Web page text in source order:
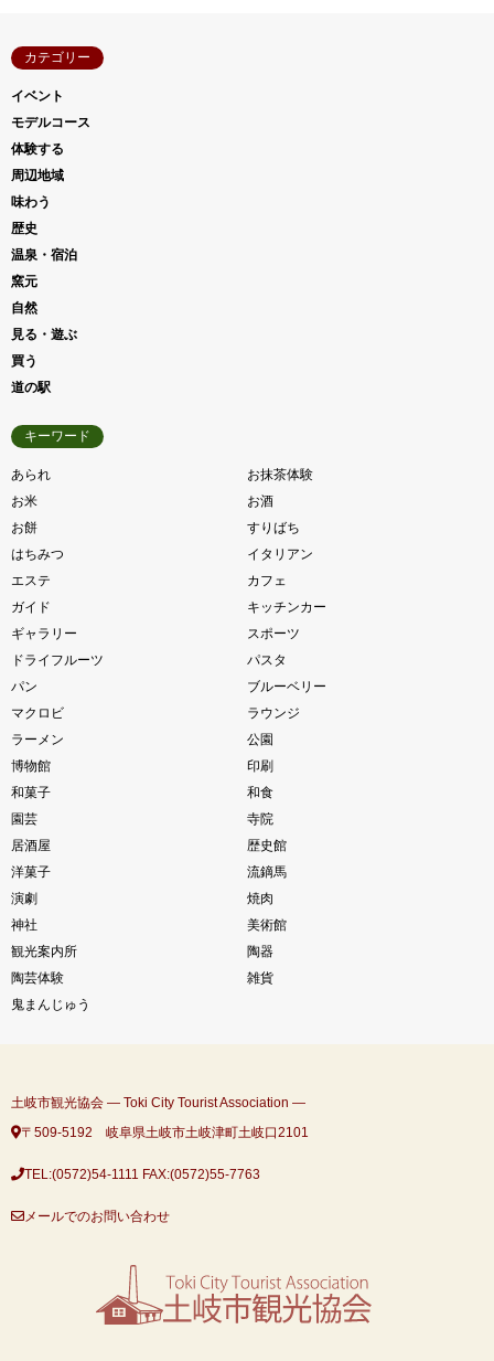
カテゴリー
イベント
モデルコース
体験する
周辺地域
味わう
歴史
温泉・宿泊
窯元
自然
見る・遊ぶ
買う
道の駅
キーワード
あられ
お抹茶体験
お米
お酒
お餅
すりばち
はちみつ
イタリアン
エステ
カフェ
ガイド
キッチンカー
ギャラリー
スポーツ
ドライフルーツ
パスタ
パン
ブルーベリー
マクロビ
ラウンジ
ラーメン
公園
博物館
印刷
和菓子
和食
園芸
寺院
居酒屋
歴史館
洋菓子
流鏑馬
演劇
焼肉
神社
美術館
観光案内所
陶器
陶芸体験
雑貨
鬼まんじゅう
土岐市観光協会 ― Toki City Tourist Association ―
〒509-5192 岐阜県土岐市土岐津町土岐口2101
TEL:(0572)54-1111 FAX:(0572)55-7763
メールでのお問い合わせ